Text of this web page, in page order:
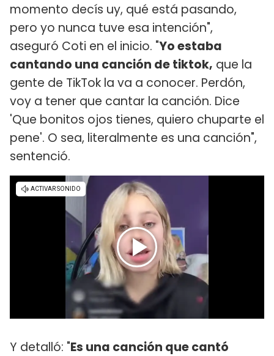
momento decís uy, qué está pasando,
pero yo nunca tuve esa intención",
aseguró Coti en el inicio. "Yo estaba
cantando una canción de tiktok, que la
gente de TikTok la va a conocer. Perdón,
voy a tener que cantar la canción. Dice
'Que bonitos ojos tienes, quiero chuparte el
pene'. O sea, literalmente es una canción",
sentenció.
Y detalló: "Es una canción que cantó